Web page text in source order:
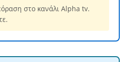
στο κανάλι Alpha tv.